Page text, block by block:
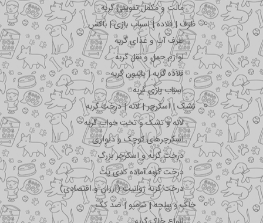
مالت و مکمل تقویتی گربه
ظرف | قلاده | اسباب بازی | باکس
ظرف آب و غذای گربه
لوازم حمل و نقل گربه
قلاده گربه | پاپیون گربه
اسباب بازی گربه
تشک | اسکرچر | لانه | درخت گربه
لانه و تشک و تخت خواب گربه
اسکرچرهای کوچک و دیواری
درخت گربه و اسکرچر بزرگ
درخت گربه آماده کدی پت
درخت گربه ژوانیت (ارزان و اقتصادی)
خاک و بیلچه | شامپو | ضد کک